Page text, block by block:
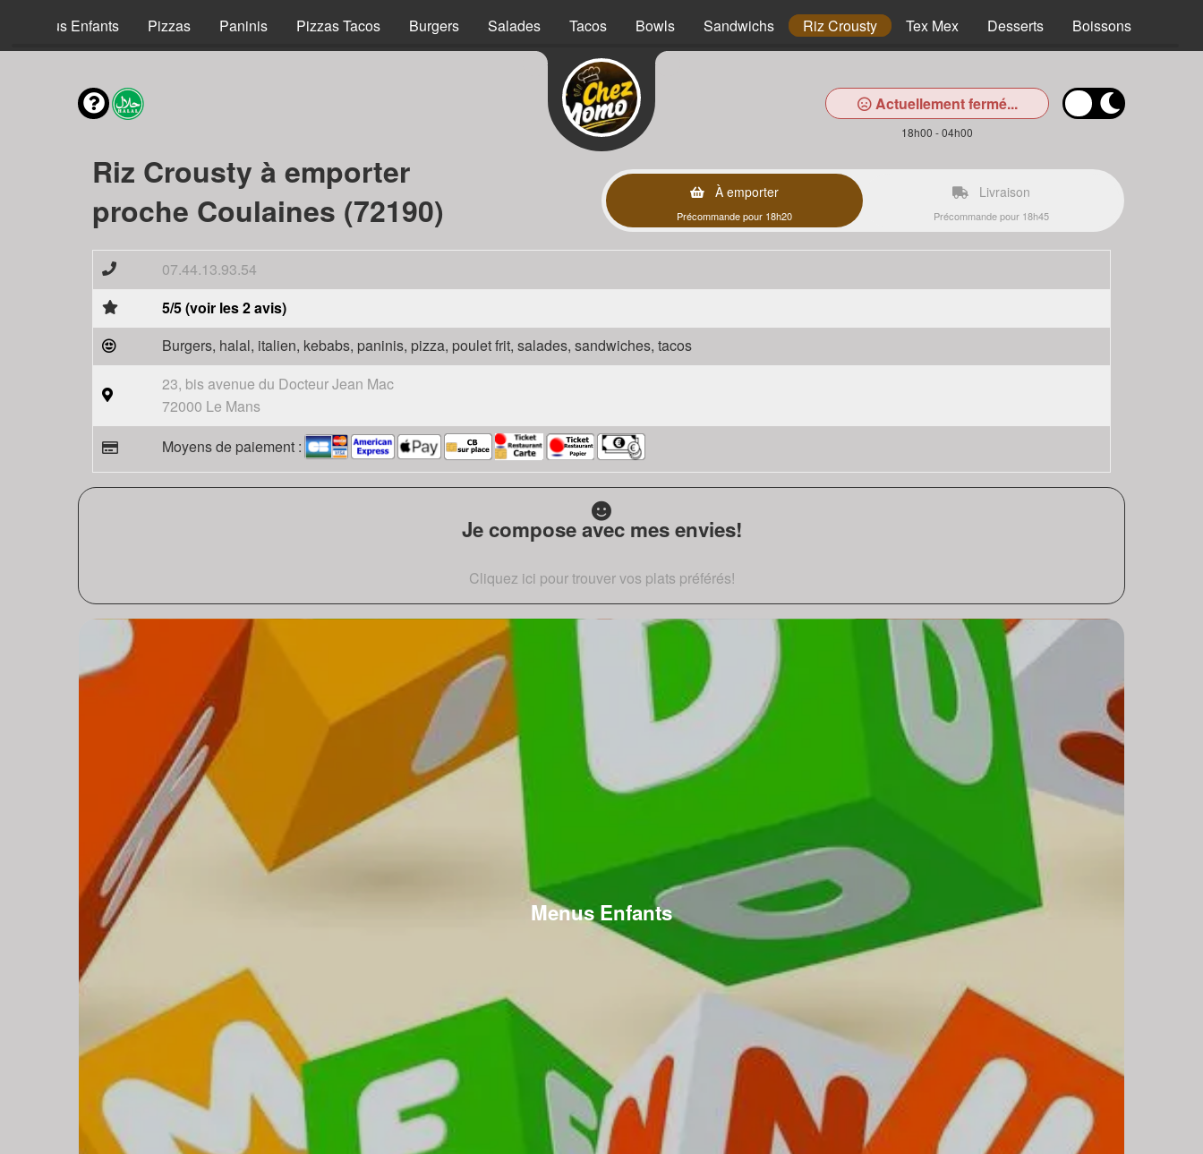
Menus Enfants Pizzas Paninis Pizzas Tacos Burgers Salades Tacos Bowls Sandwichs Riz Crousty Tex Mex Desserts Boissons
Actuellement fermé...
18h00 - 04h00
Riz Crousty à emporter
proche Coulaines (72190)
À emporter
Précommande pour 18h20
Livraison
Précommande pour 18h45
07.44.13.93.54
5/5 (voir les 2 avis)
Burgers, halal, italien, kebabs, paninis, pizza, poulet frit, salades, sandwiches, tacos
23, bis avenue du Docteur Jean Mac
72000 Le Mans
Moyens de paiement :
Je compose avec mes envies!
Cliquez ici pour trouver vos plats préférés!
Menus Enfants